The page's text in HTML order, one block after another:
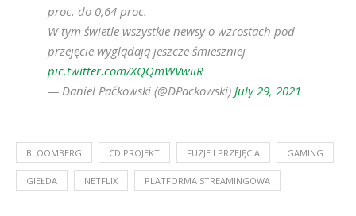
proc. do 0,64 proc.
W tym świetle wszystkie newsy o wzrostach pod
przejęcie wyglądają jeszcze śmieszniej
pic.twitter.com/XQQmWVwiiR
— Daniel Paćkowski (@DPackowski) July 29, 2021
BLOOMBERG CD PROJEKT FUZJE I PRZEJĘCIA GAMING
GIEŁDA NETFLIX PLATFORMA STREAMINGOWA